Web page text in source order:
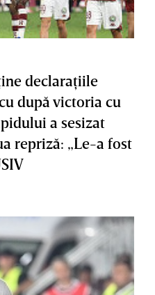
declaraţiile
după victoria cu
a sesizat
repriză: „Le-a fost